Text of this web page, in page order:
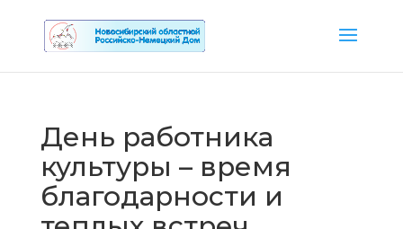
День работника
культуры – время
благодарности и